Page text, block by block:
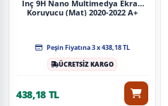
İnç 9H Nano Multimedya Ekran
Koruyucu (Mat) 2020-2022 A+
Peşin Fiyatına 3 x 438,18 TL
ÜCRETSİZ KARGO
438,18 TL